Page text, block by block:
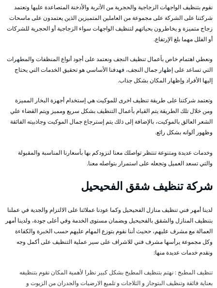
نقوم بتنظيف الواجهات الزجاجية والحجرية من الأتربة والأدخنة المتصاعدة عليها وتعتمد
شركتنا على الشركة على مجموعة من العاملين المتميزين الذين يعتمدون على ماسحات
زجاج متميزة و يخاطرون بحياتهم لتنظيف الواجهات سواء الزجاجية أو الحجرية للشركات
أو الفلل مهما بلغ الإرتفاع.
ونعطي اهتمام خاص بأعمال تنظيف النجف ونعتمد على أجود أنواع المنظفات والمطهرات
التي تساعد على إظهار جمال النجف، فهدفنا الأساسي هو تحقيق الخدمات التي يحتاج
إليها الأفراد وإظهار المكان بشكل جذاب.
وتعتمد شركتنا على طريقة تنظيف اخرى للموكيت هي إستخدام أجهزة البخار المميزة
ومن خلال تلك الطريقة يتم القيام بأعمال التنظيف بشكل سريع ومميز ويتم القضاء علي
الشعر العالق بالموكيت، بالإضافة إلى ذلك يتم إسترجاع جمال الموكيت وجاذبيته الفائقة
وظهور ألوانه بشكل رائع.
وخدمات عديدة ومتنوعة تنتظر تواصلك معنا لنزودكم بها بأسعارنا المناسبة والمقبولة
والتي تسعد العميل وتجعله على استمرار بتواصله معنا.
شركة تنظيف شقق الفحيحيل
لدينا أمهر فني تنظيف منازل الفحيحيل وكما عودنا عملائنا على الالتزام والجدية في عملنا
بتنظيف المنازل والشقق بالفحيحيل وبضمان مستوى الخدمة وفي أعلى جودة، ولدينا أمهر
العمالة مع مشرف عليهم، ححيث أننا نقوم بتوزع المهام عليهم حسب الخبرة والكفاءة
وكل مجموعة يرأسها مشرف فني للاشراف على سير عملية التنظيف على أكمل وجه
ونقدم خدمات عديدة منها:
تنظيف المطبخ : نهتم بتنظيف المطبخ بشكل كبير نظرا لأهمية المكان نقوم بتنظيفه
بعناية فائقة وتنظيف البتوجاز و الثلاجات و تلميع الارضيات والجدران من الزيوت و